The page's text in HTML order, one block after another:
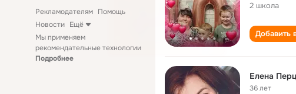
Рекламодателям Помощь
Новости Ещё
Мы применяем
рекомендательные технологии
Подробнее
2 школа
Добавить
Елена
36 лет